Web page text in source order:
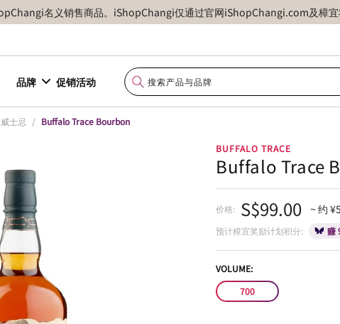
名义销售商品。iShopChangi仅通过官网iShopChangi.com及樟
品牌 促销活动
士忌 / Buffalo Trace Bourbon
BUFFALO TRACE
Buffalo Trace
价格: S$99.00 ~ 约
预计樟宜奖励计划积分: 赚
VOLUME:
700